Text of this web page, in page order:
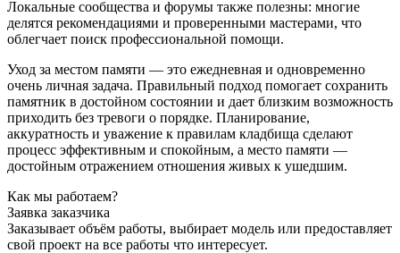
Локальные сообщества и форумы также полезны: многие
делятся рекомендациями и проверенными мастерами, что
облегчает поиск профессиональной помощи.
Уход за местом памяти — это ежедневная и одновременно
очень личная задача. Правильный подход помогает сохранить
памятник в достойном состоянии и дает близким возможность
приходить без тревоги о порядке. Планирование,
аккуратность и уважение к правилам кладбища сделают
процесс эффективным и спокойным, а место памяти —
достойным отражением отношения живых к ушедшим.
Как мы работаем?
Заявка заказчика
Заказывает объём работы, выбирает модель или предоставляет
свой проект на все работы что интересует.